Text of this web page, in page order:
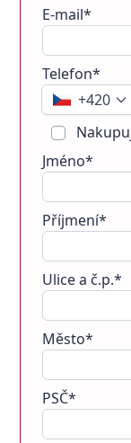
E-mail*
Telefon*
+420
Jméno*
Příjmení*
Ulice a č.p.*
Město*
PSČ*